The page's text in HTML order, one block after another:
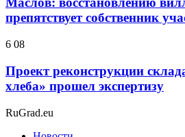
препятствует собственник
6 08
Проект реконструкции
хлеба» прошел экспертизу
RuGrad.eu